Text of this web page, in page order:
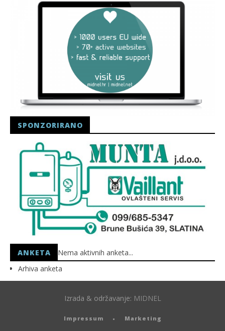
SPONZORIRANO
ANKETA
Nema aktivnih anketa...
Arhiva anketa
Izrada & održavanje: MIDNEL
Impressum Marketing